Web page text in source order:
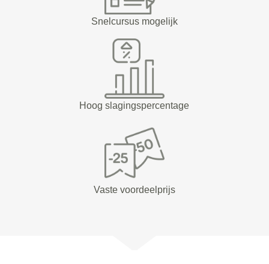
Snelcursus mogelijk
Hoog slagingspercentage
Vaste voordeelprijs